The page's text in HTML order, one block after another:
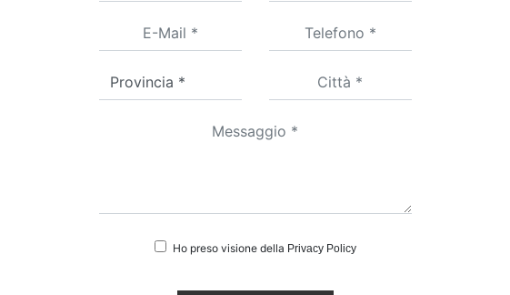
Ho preso visione della Privacy Policy